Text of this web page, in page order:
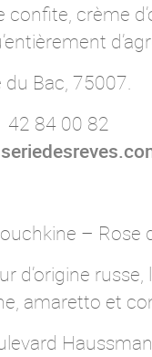
confite, crème
du Bac, 75007.
42 84 00 82
– Rose
d’origine
amaretto et